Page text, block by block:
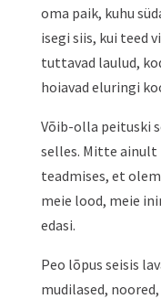
oma paik, kuhu
isegi siis, kui teed
tuttavad laulud,
hoiavad eluringi
Võib-olla peituski
selles. Mitte ainult
teadmises, et
meie lood, meie
edasi.
Peo lõpus seisis
mudilased,